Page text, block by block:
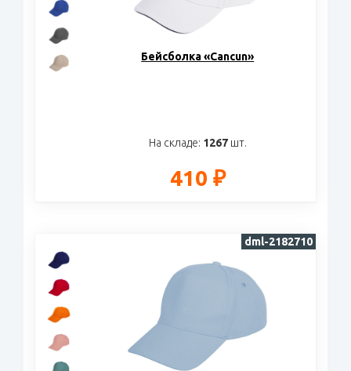
Бейсболка «Cancun»
На складе: 1267шт.
410 ₽
dml-2182710